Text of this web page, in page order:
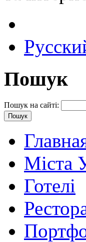
Пошук
Пошук на сайті:
Міста
Готелі